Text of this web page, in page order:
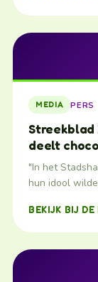
MEDIA PERS
Streekblad
deelt
"In het
hun idool
BEKIJK BIJ DE